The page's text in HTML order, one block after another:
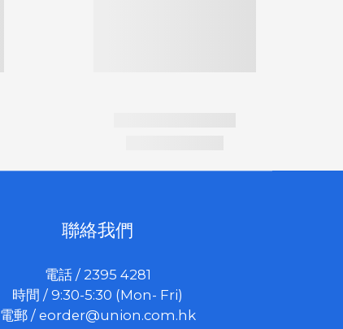
聯絡我們
電話 / 2395 4281
時間 / 9:30-5:30 (Mon- Fri)
電郵 / eorder@union.com.hk